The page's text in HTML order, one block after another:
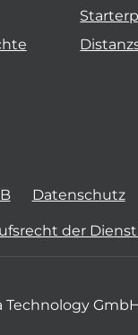
Datenschutz
der
GmbH